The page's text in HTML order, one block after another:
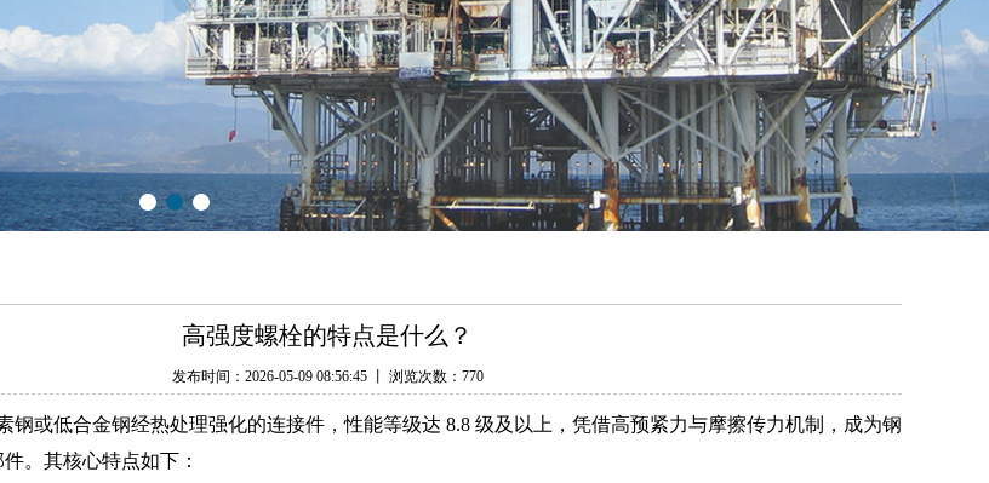
高强度螺栓的特点是什么？
发布时间：2026-05-09 08:56:45 丨 浏览次数： 770
钢或低合金钢经热处理强化的连接件，性能等级达 8.8 级及以上，凭借高预紧力与摩擦传力机制，成为钢
。其核心特点如下：